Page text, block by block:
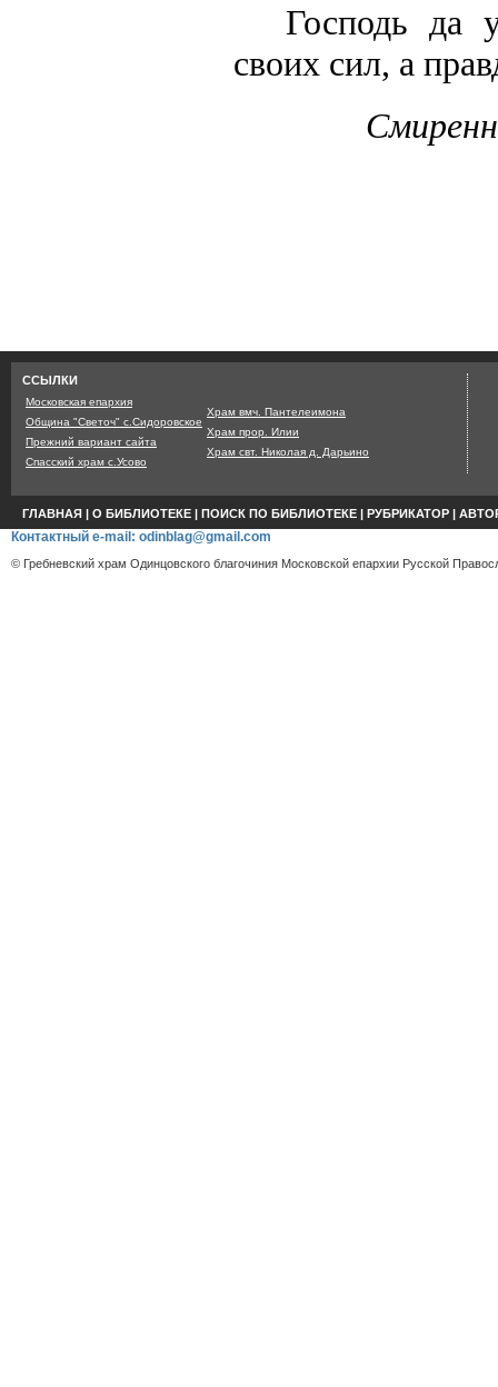
Господь да
своих сил, а
ССЫЛКИ
Московская епархия
Община "Светоч" с.Сидоровское
Прежний вариант сайта
Спасский храм с.Усово
Храм вмч. Пантелеимона
Храм прор. Илии
Храм свт. Николая д. Дарьино
ГЛАВНАЯ | О БИБЛИОТЕКЕ | ПОИСК ПО БИБЛИОТЕКЕ | РУБРИКАТОР |
Контактный e-mail: odinblag@gmail.com
© Гребневский храм Одинцовского благочиния Московской епархии Русской